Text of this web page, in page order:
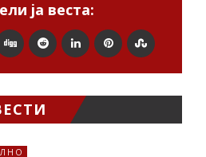
ја веста: